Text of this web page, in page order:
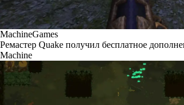
MachineGames
Ремастер Quake получил бесплатное
Machine